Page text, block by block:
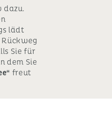
dazu.
lädt
Rückweg
Sie für
dem Sie
freut